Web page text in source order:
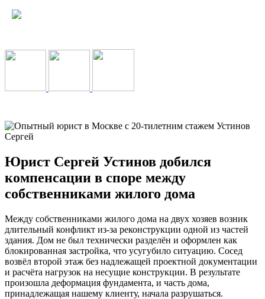
Юрист Сергей Устинов добился
компенсации в споре между
собственниками жилого дома
Между собственниками жилого дома на двух хозяев возник
длительный конфликт из-за реконструкции одной из частей
здания. Дом не был технически разделён и оформлен как
блокированная застройка, что усугубило ситуацию. Сосед
возвёл второй этаж без надлежащей проектной документации
и расчёта нагрузок на несущие конструкции. В результате
произошла деформация фундамента, и часть дома,
принадлежащая нашему клиенту, начала разрушаться.